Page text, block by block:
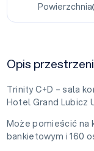
Powierzchnia
Opis
Trinity C+D – sala
Hotel Grand Lubicz
Może pomieścić na
bankietowym i 160